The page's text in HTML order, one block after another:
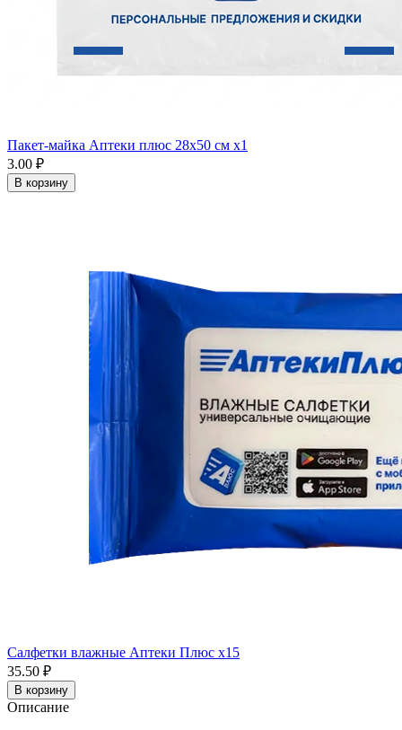
Пакет-майка Аптеки плюс 28х50 см x1
3.00 ₽
В корзину
Салфетки влажные Аптеки Плюс x15
35.50 ₽
В корзину
Описание